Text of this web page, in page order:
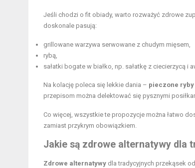
Jeśli chodzi o fit obiady, warto rozważyć zdrowe
doskonale pasują:
grillowane warzywa serwowane z chudym mięsem,
rybą,
sałatki bogate w białko, np. sałatkę z ciecierzycą i
Na kolację poleca się lekkie dania – pieczone
przepisom można delektować się pysznymi
Co więcej, wszystkie te propozycje można łatwo
zamiast przykrym obowiązkiem.
Jakie są zdrowe alternatywy dla
Zdrowe alternatywy dla tradycyjnych przekąsek